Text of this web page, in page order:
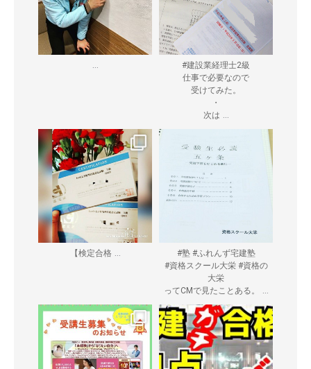
...
#建設業経理士2級
仕事で必要なので
受けてみた。
・
次は ...
【検定合格 ...
#塾 #ふれんず宅建塾
#資格スクール大栄 #資格の
大栄
ってCMで見たことある。
...